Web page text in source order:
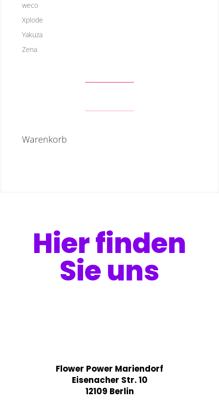
weco
Xplode
Yakuza
Zena
Warenkorb
Hier finden
Sie uns
Flower Power Mariendorf
Eisenacher Str. 10
12109 Berlin